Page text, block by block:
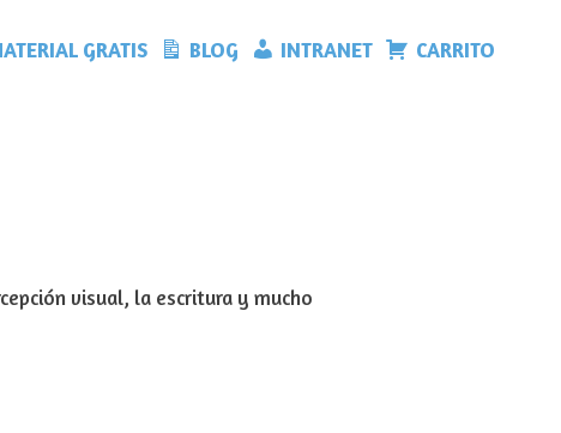
GRATIS BLOG INTRANET CARRITO
visual, la escritura y mucho